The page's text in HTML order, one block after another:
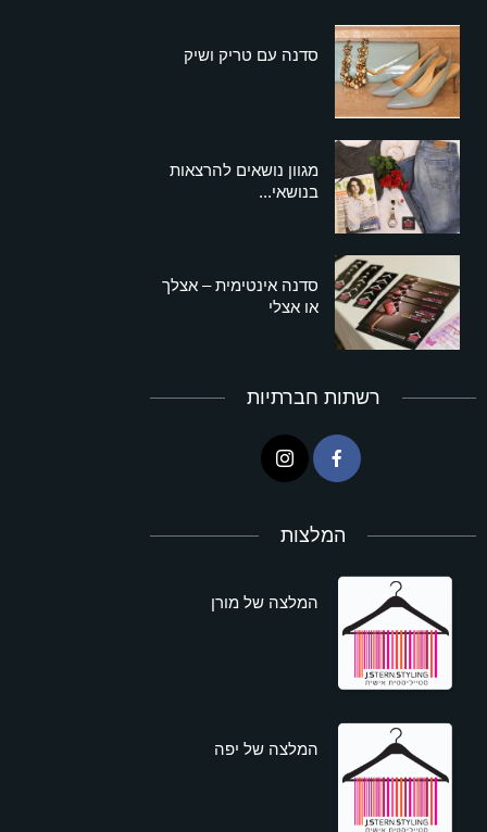
סדנה עם טריק ושיק
מגוון נושאים להרצאות
בנושאי...
סדנה אינטימית – אצלך
או אצלי
רשתות חברתיות
המלצות
המלצה של מורן
המלצה של יפה